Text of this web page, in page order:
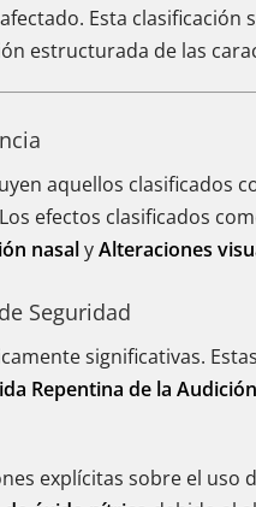
Esta
estructurada de las
aquellos clasificados
efectos clasificados
nasalyAlteraciones
Seguridad
significativas.
Repentina de la Audición
explícitas sobre el uso